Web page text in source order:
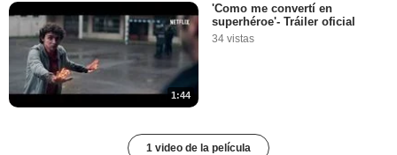
1:44
'Como me convertí en
superhéroe'- Tráiler oficial
34 vistas
1 video de la película